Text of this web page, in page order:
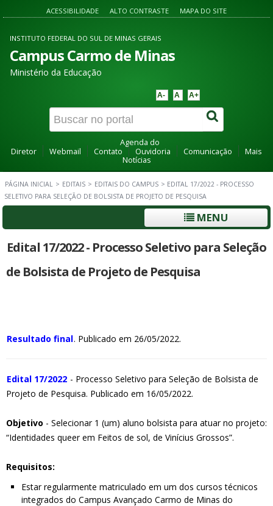
ACESSIBILIDADE ALTO CONTRASTE MAPA DO SITE
INSTITUTO FEDERAL DO SUL DE MINAS GERAIS
Campus Carmo de Minas
Ministério da Educação
A- A A+
Agenda do
Diretor
Webmail Contato Ouvidoria Comunicação
Mais
Notícias
PÁGINA INICIAL > EDITAIS > EDITAIS DO CAMPUS > EDITAL 17/2022 - PROCESSO
SELETIVO PARA SELEÇÃO DE BOLSISTA DE PROJETO DE PESQUISA
MENU
Edital 17/2022 - Processo Seletivo para Seleção
de Bolsista de Projeto de Pesquisa
Resultado final. Publicado em 26/05/2022.
Edital 17/2022 - Processo Seletivo para Seleção de Bolsista de
Projeto de Pesquisa. Publicado em 16/05/2022.
Objetivo - Selecionar 1 (um) aluno bolsista para atuar no projeto:
“Identidades queer em Feitos de sol, de Vinícius Grossos”.
Requisitos:
Estar regularmente matriculado em um dos cursos técnicos
integrados do Campus Avançado Carmo de Minas do